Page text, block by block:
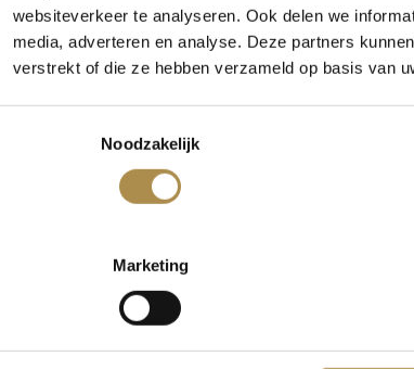
websiteverkeer te analyseren. Ook delen we
media, adverteren en analyse. Deze partners
verstrekt of die ze hebben verzameld op basis van
Noodzakelijk
Marketing
zoekterm in: